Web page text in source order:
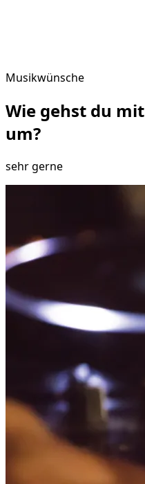
Musikwünsche
Wie gehst du mit
um?
sehr gerne